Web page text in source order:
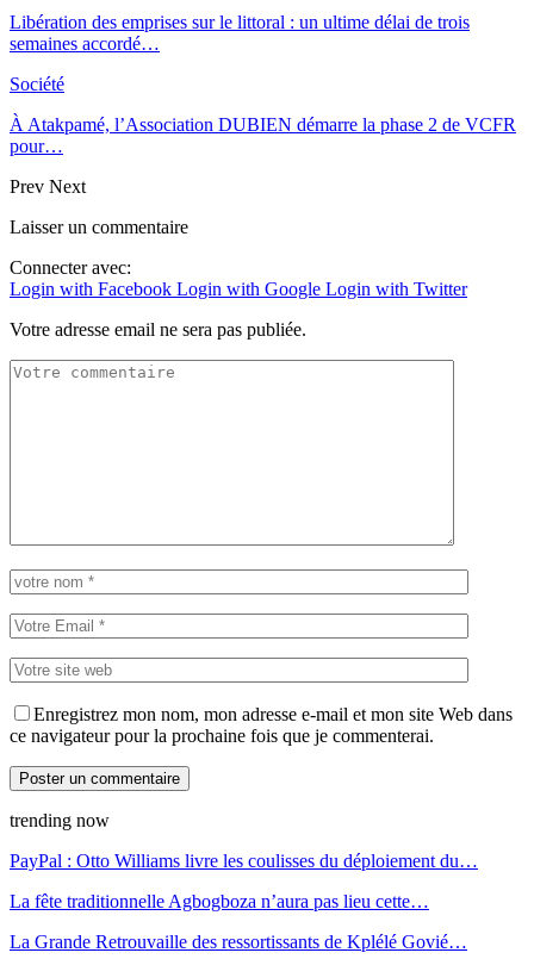
Libération des emprises sur le littoral : un ultime délai de trois
semaines accordé…
Société
À Atakpamé, l’Association DUBIEN démarre la phase 2 de VCFR
pour…
Prev Next
Laisser un commentaire
Connecter avec:
Login with Facebook Login with Google Login with Twitter
Votre adresse email ne sera pas publiée.
Enregistrez mon nom, mon adresse e-mail et mon site Web dans
ce navigateur pour la prochaine fois que je commenterai.
trending now
PayPal : Otto Williams livre les coulisses du déploiement du…
La fête traditionnelle Agbogboza n’aura pas lieu cette…
La Grande Retrouvaille des ressortissants de Kplélé Govié…